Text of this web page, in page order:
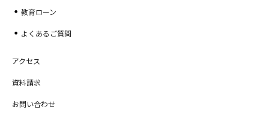
教育ローン
よくあるご質問
アクセス
資料請求
お問い合わせ